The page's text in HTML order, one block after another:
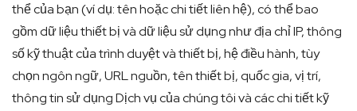
thể của bạn (ví dụ: tên hoặc chi tiết liên hệ), có thể bao
gồm dữ liệu thiết bị và dữ liệu sử dụng như địa chỉ IP, thông
số kỹ thuật của trình duyệt và thiết bị, hệ điều hành, tùy
chọn ngôn ngữ, URL nguồn, tên thiết bị, quốc gia, vị trí,
thông tin sử dụng Dịch vụ của chúng tôi và các chi tiết kỹ